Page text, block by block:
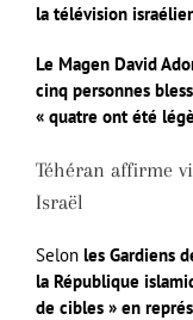
la télévision
Le Magen David
cinq personnes
« quatre ont été
Téhéran affirme
Israël
Selon les Gardiens
la République
de cibles » en